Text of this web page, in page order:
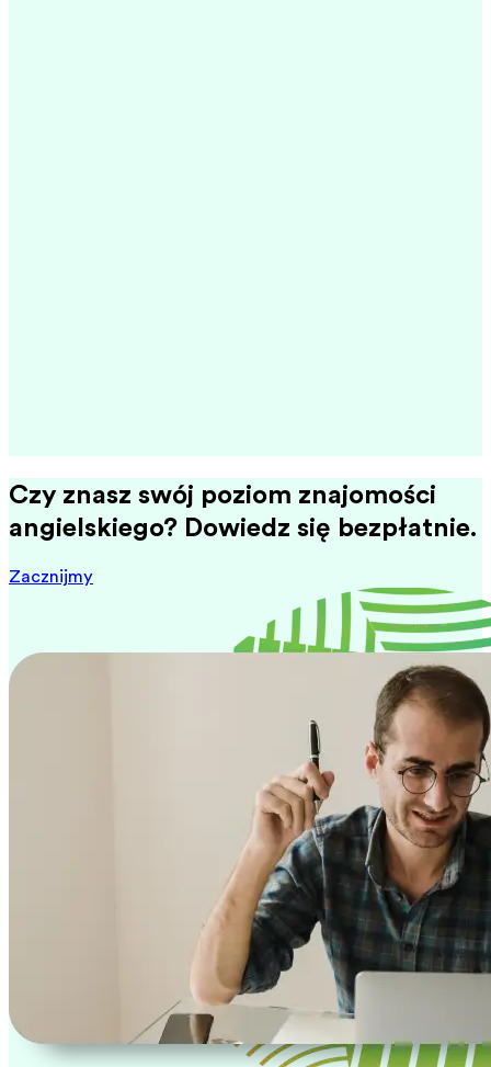
Czy znasz swój poziom znajomości
angielskiego? Dowiedz się bezpłatnie.
Zacznijmy